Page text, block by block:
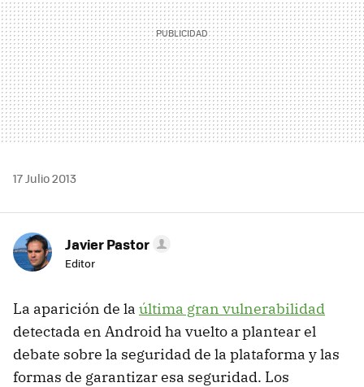
17 Julio 2013
Javier Pastor
Editor
La aparición de la última gran vulnerabilidad
detectada en Android ha vuelto a plantear el
debate sobre la seguridad de la plataforma y las
formas de garantizar esa seguridad. Los